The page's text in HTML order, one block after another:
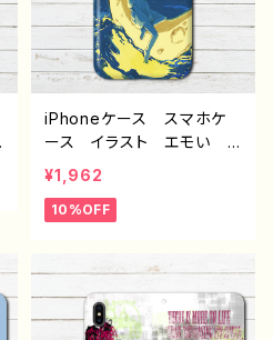
ー 絵師 クリエイター
オリジナル デザイン グッ
ズ タイトル：スイーツアリ
ス 作：つるせ E-4
iPhoneケース スマホケ
ース イラスト エモい
風景 綺麗 美しい 景
色 可愛い女の子 おしゃ
れ 後ろ姿 かわいい フ
iPhoneXs/X AQUOS
sense 4 5 6 Xperia G
¥1,962
10%OFF